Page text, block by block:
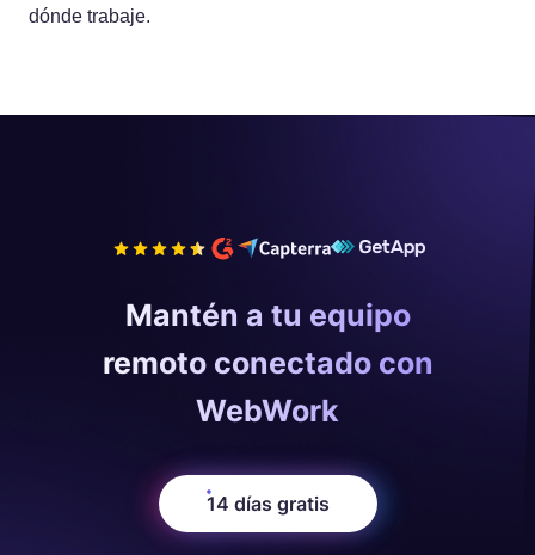
dónde trabaje.
Mantén a tu equipo
remoto conectado con
WebWork
14 días gratis